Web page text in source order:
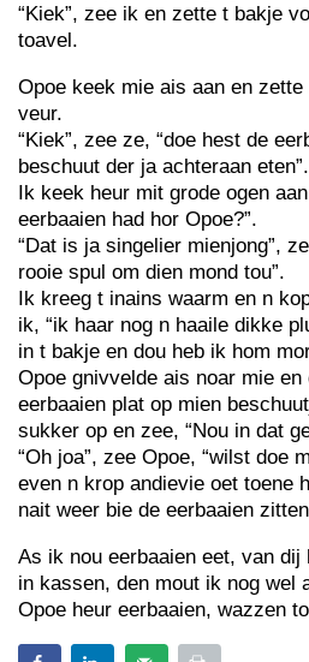
“Kiek”, zee ik en zette t bakje
toavel.
Opoe keek mie ais aan en
veur.
“Kiek”, zee ze, “doe hest de
beschuut der ja achteraan eten”.
Ik keek heur mit grode ogen
eerbaaien had hor Opoe?”.
“Dat is ja singelier mienjong”,
rooie spul om dien mond tou”.
Ik kreeg t inains waarm en n
ik, “ik haar nog n haaile dikke
in t bakje en dou heb ik hom
Opoe gnivvelde ais noar mie
eerbaaien plat op mien
sukker op en zee, “Nou in dat
“Oh joa”, zee Opoe, “wilst doe
even n krop andievie oet toene
nait weer bie de eerbaaien
As ik nou eerbaaien eet, van
in kassen, den mout ik nog wel
Opoe heur eerbaaien, wazzen